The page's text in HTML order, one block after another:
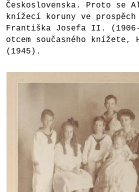
Československa. Proto se
knížecí koruny ve prospěch
Františka Josefa II.
otcem současného knížete,
(1945).